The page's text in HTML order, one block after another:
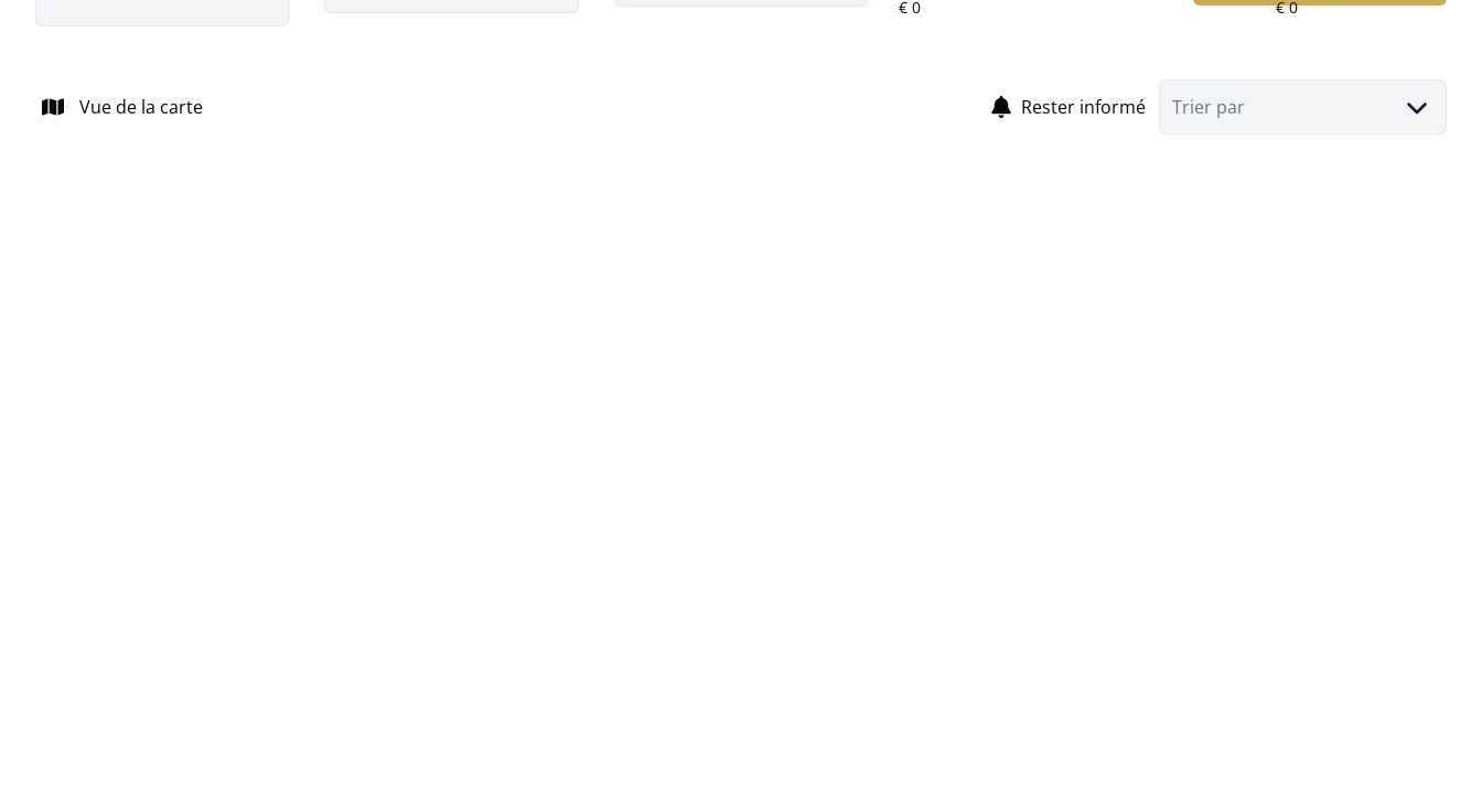
Vue de la carte Rester informé Trier par